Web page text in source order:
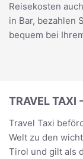
Reisekosten
in Bar, bezahlen
bequem bei
TRAVEL TAXI
Travel Taxi
Welt zu den
Tirol und gilt als